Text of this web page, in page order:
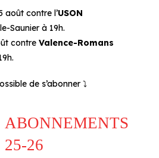
août contre l’USON
Saunier à 19h.
contre Valence-Romans
de s’abonner ⤵️
ABONNEMENTS
25-26